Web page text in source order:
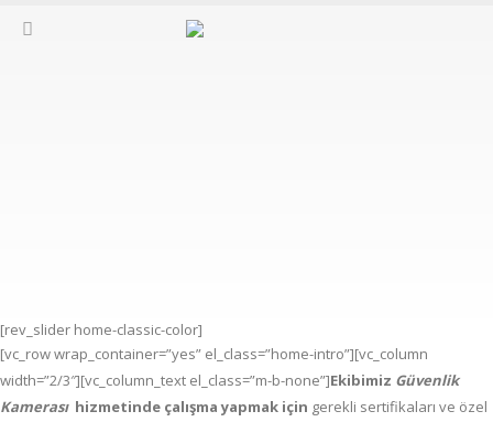
[rev_slider home-classic-color]
[vc_row wrap_container=”yes” el_class=”home-intro”][vc_column
width=”2/3″][vc_column_text el_class=”m-b-none”]Ekibimiz Güvenlik
Kamerasıhizmetinde çalışma yapmak için gerekli sertifikaları ve özel